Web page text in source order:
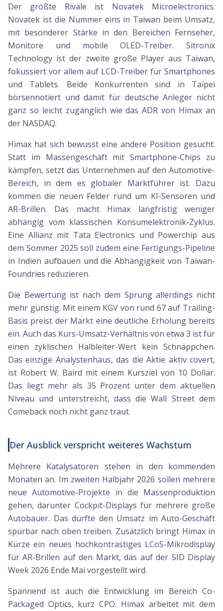
Der größte Rivale ist Novatek Microelectronics.
Novatek ist die Nummer eins in Taiwan beim Umsatz,
mit besonderer Stärke in den Bereichen Fernseher,
Monitore und mobile OLED-Treiber. Sitronix
Technology ist der zweite große Player aus Taiwan,
fokussiert vor allem auf LCD-Treiber für Smartphones
und Tablets. Beide Konkurrenten sind in Taipei
börsennotiert und damit für deutsche Anleger nicht
ganz so leicht zugänglich wie das ADR von Himax an
der NASDAQ.
Himax hat sich bewusst eine andere Position gesucht.
Statt im Massengeschäft mit Smartphone-Chips zu
kämpfen, setzt das Unternehmen auf den Automotive-
Bereich, in dem es globaler Marktführer ist. Dazu
kommen die neuen Felder rund um KI-Sensoren und
AR-Brillen. Das macht Himax langfristig weniger
abhängig vom klassischen Konsumelektronik-Zyklus.
Eine Allianz mit Tata Electronics und Powerchip aus
dem Sommer 2025 soll zudem eine Fertigungs-Pipeline
in Indien aufbauen und die Abhängigkeit von Taiwan-
Foundries reduzieren.
Die Bewertung ist nach dem Sprung allerdings nicht
mehr günstig. Mit einem KGV von rund 67 auf Trailing-
Basis preist der Markt eine deutliche Erholung bereits
ein. Auch das Kurs-Umsatz-Verhältnis von etwa 3 ist für
einen zyklischen Halbleiter-Wert kein Schnäppchen.
Das einzige Analystenhaus, das die Aktie aktiv covert,
ist Robert W. Baird mit einem Kursziel von 10 Dollar.
Das liegt mehr als 35 Prozent unter dem aktuellen
Niveau und unterstreicht, dass die Wall Street dem
Comeback noch nicht ganz traut.
Der Ausblick verspricht weiteres Wachstum
Mehrere Katalysatoren stehen in den kommenden
Monaten an. Im zweiten Halbjahr 2026 sollen mehrere
neue Automotive-Projekte in die Massenproduktion
gehen, darunter Cockpit-Displays für mehrere große
Autobauer. Das dürfte den Umsatz im Auto-Geschäft
spürbar nach oben treiben. Zusätzlich bringt Himax in
Kürze ein neues hochkontrastiges LCoS-Mikrodisplay
für AR-Brillen auf den Markt, das auf der SID Display
Week 2026 Ende Mai vorgestellt wird.
Spannend ist auch die Entwicklung im Bereich Co-
Packaged Optics, kurz CPO. Himax arbeitet mit dem